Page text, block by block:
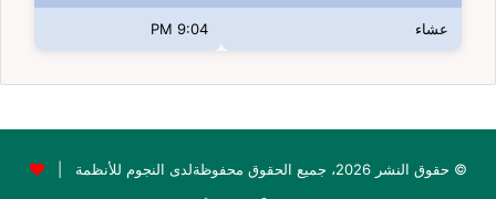
عشاء 9:04 PM
© حقوق النشر 2026، جميع الحقوق محفوظةلدى النجوم للأنظمة |